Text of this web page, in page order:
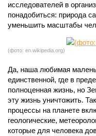
исследователей в
понадобиться: природа
уменьшить масштабы
(фото: en.wikipedia.org)
Да, наша любимая
единственной, где в
полноценная жизнь, но
эту жизнь уничтожить.
процессы на планете
геологические,
которые для человека